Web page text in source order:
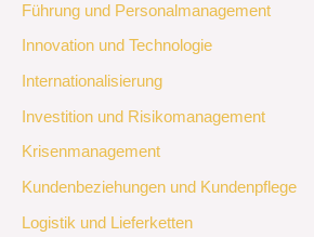
Führung und Personalmanagement
Innovation und Technologie
Internationalisierung
Investition und Risikomanagement
Krisenmanagement
Kundenbeziehungen und Kundenpflege
Logistik und Lieferketten